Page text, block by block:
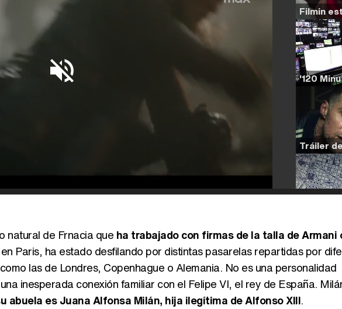
natural de Frnacia que ha trabajado con firmas de la talla de Armani
Paris, ha estado desfilando por distintas pasarelas repartidas por
las de Londres, Copenhague o Alemania. No es una personalidad
inesperada conexión familiar con el Felipe VI, el rey de España.
abuela es Juana Alfonsa Milán, hija ilegítima de Alfonso XIII.